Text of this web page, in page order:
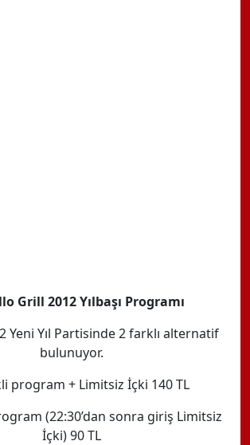
Grill 2012 Yılbaşı Programı
Yeni Yıl Partisinde 2 farklı alternatif
bulunuyor.
program + Limitsiz İçki 140 TL
(22:30’dan sonra giriş Limitsiz
İçki) 90 TL